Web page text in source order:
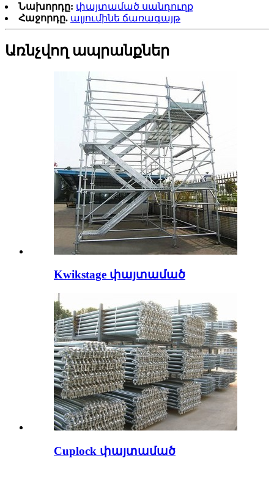
Նախորդը: փայտամած սանդուղք
Հաջորդը. ալյումինե ճառագայթ
Առնչվող ապրանքներ
Kwikstage փայտամած
Cuplock փայտամած